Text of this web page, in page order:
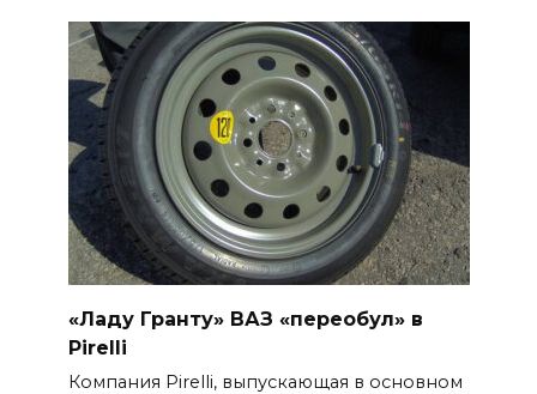
«Ладу Гранту» ВАЗ «переобул» в
Pirelli
Компания Pirelli, выпускающая в основном